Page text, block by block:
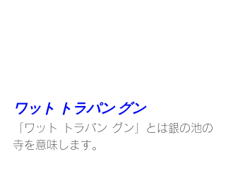
ワット トラパン グン
「ワット トラパン グン」とは銀の池の
寺を意味します。